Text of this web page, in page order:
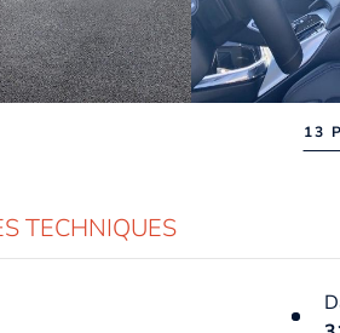
13
TECHNIQUES